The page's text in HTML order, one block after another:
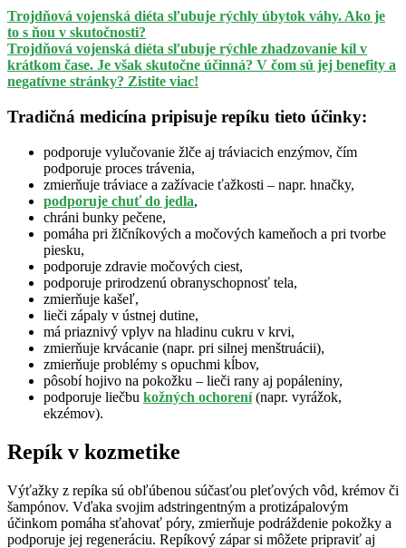
Trojdňová vojenská diéta sľubuje rýchly úbytok váhy. Ako je
to s ňou v skutočnosti?
Trojdňová vojenská diéta sľubuje rýchle zhadzovanie kíl v
krátkom čase. Je však skutočne účinná? V čom sú jej benefity a
negatívne stránky? Zistite viac!
Tradičná medicína pripisuje repíku tieto účinky:
podporuje vylučovanie žlče aj tráviacich enzýmov, čím
podporuje proces trávenia,
zmierňuje tráviace a zažívacie ťažkosti – napr. hnačky,
podporuje chuť do jedla,
chráni bunky pečene,
pomáha pri žlčníkových a močových kameňoch a pri tvorbe
piesku,
podporuje zdravie močových ciest,
podporuje prirodzenú obranyschopnosť tela,
zmierňuje kašeľ,
lieči zápaly v ústnej dutine,
má priaznivý vplyv na hladinu cukru v krvi,
zmierňuje krvácanie (napr. pri silnej menštruácii),
zmierňuje problémy s opuchmi kĺbov,
pôsobí hojivo na pokožku – lieči rany aj popáleniny,
podporuje liečbu kožných ochorení(napr. vyrážok,
ekzémov).
Repík v kozmetike
Výťažky z repíka sú obľúbenou súčasťou pleťových vôd, krémov či
šampónov. Vďaka svojim adstringentným a protizápalovým
účinkom pomáha sťahovať póry, zmierňuje podráždenie pokožky a
podporuje jej regeneráciu. Repíkový zápar si môžete pripraviť aj